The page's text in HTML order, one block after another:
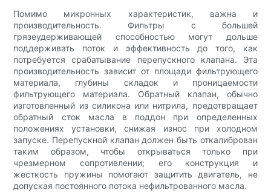
Помимо микронных характеристик, важна и
производительность. Фильтры с большей
грязеудерживающей способностью могут дольше
поддерживать поток и эффективность до того, как
потребуется срабатывание перепускного клапана. Эта
производительность зависит от площади фильтрующего
материала, глубины складок и проницаемости
фильтрующего материала. Обратный клапан, обычно
изготовленный из силикона или нитрила, предотвращает
обратный сток масла в поддон при определенных
положениях установки, снижая износ при холодном
запуске. Перепускной клапан должен быть откалиброван
таким образом, чтобы открываться только при
чрезмерном сопротивлении; его конструкция и
жесткость пружины помогают защитить двигатель, не
допуская постоянного потока нефильтрованного масла.